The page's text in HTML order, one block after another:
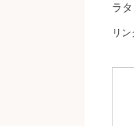
ラ
リン